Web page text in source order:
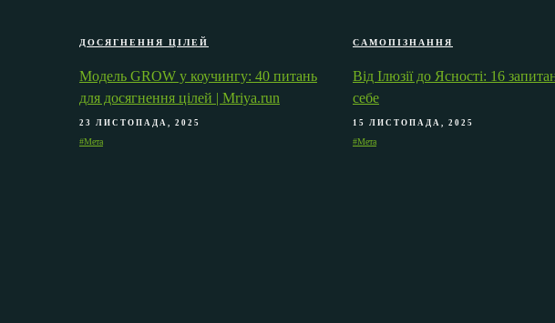
ДОСЯГНЕННЯ ЦІЛЕЙ
Модель GROW у коучингу: 40 питань
для досягнення цілей | Mriya.run
23 ЛИСТОПАДА, 2025
#Мета
САМОПІЗНАННЯ
Від Ілюзії до Ясності: 16
себе
15 ЛИСТОПАДА, 2025
#Мета